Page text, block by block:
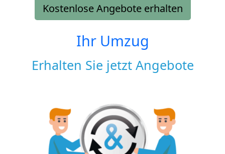
Kostenlose Angebote erhalten
Ihr Umzug
Erhalten Sie jetzt Angebote